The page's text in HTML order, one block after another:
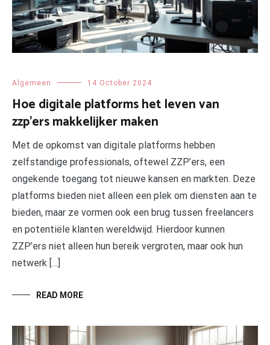
Algemeen 14 October 2024
Hoe digitale platforms het leven van
zzp’ers makkelijker maken
Met de opkomst van digitale platforms hebben
zelfstandige professionals, oftewel ZZP’ers, een
ongekende toegang tot nieuwe kansen en markten. Deze
platforms bieden niet alleen een plek om diensten aan te
bieden, maar ze vormen ook een brug tussen freelancers
en potentiële klanten wereldwijd. Hierdoor kunnen
ZZP’ers niet alleen hun bereik vergroten, maar ook hun
netwerk […]
READ MORE